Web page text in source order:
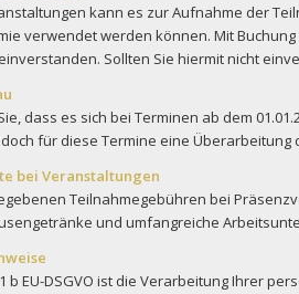
kann es zur Aufnahme der
verwendet werden können. Mit
Sollten Sie hiermit nicht
dass es sich bei Terminen ab dem
für diese Termine eine
bei Veranstaltungen
Teilnahmegebühren bei
und umfangreiche
b EU-DSGVO ist die Verarbeitung Ihrer